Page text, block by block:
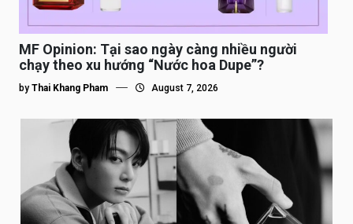
MF Opinion: Tại sao ngày càng nhiều người
chạy theo xu hướng “Nước hoa Dupe”?
by Thai Khang Pham August 7, 2026